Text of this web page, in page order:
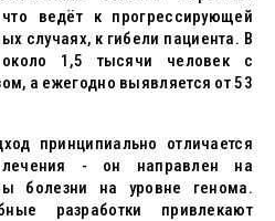
ведёт к прогрессирующей
случаях, к гибели пациента. В
около 1,5 тысячи человек с
а ежегодно выявляется от 53
принципиально отличается
лечения - он направлен на
болезни на уровне генома.
разработки привлекают